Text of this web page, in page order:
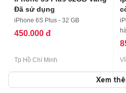
Đã sử dụng
iPhone 6S Plus - 32 GB
450.000 đ
Tp Hồ Chí Minh
Xem